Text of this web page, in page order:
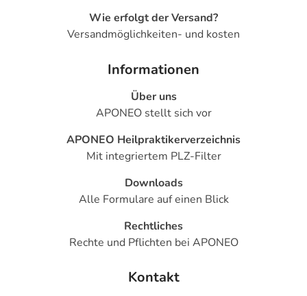
Wie erfolgt der Versand?
Versandmöglichkeiten- und kosten
Informationen
Über uns
APONEO stellt sich vor
APONEO Heilpraktikerverzeichnis
Mit integriertem PLZ-Filter
Downloads
Alle Formulare auf einen Blick
Rechtliches
Rechte und Pflichten bei APONEO
Kontakt